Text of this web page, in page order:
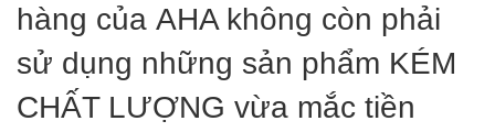
hàng của AHA không còn phải
sử dụng những sản phẩm KÉM
CHẤT LƯỢNG vừa mắc tiền